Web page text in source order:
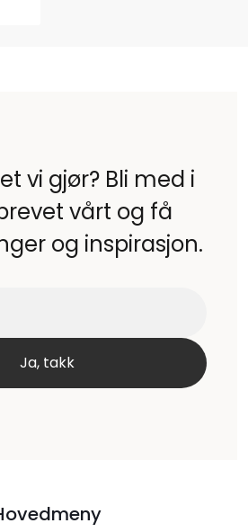
vi gjør? Bli med i
vårt og få
og inspirasjon.